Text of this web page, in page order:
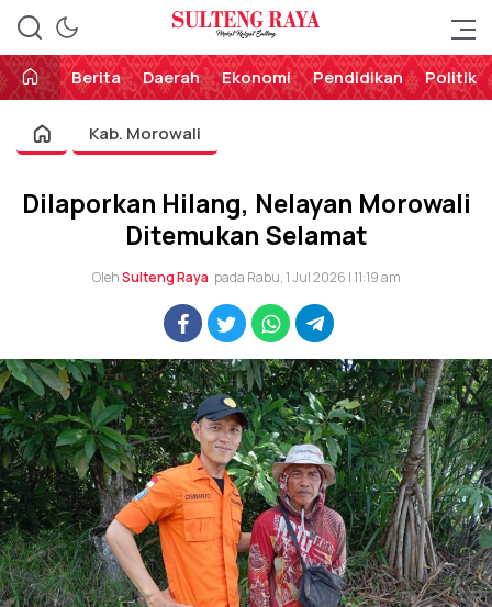
Sulteng Raya
Perekat Rakyat Sulteng
Berita
Daerah Ekonomi Pendidikan Politik
Kab. Morowali
Dilaporkan Hilang, Nelayan Morowali
Ditemukan Selamat
OlehSulteng Raya pada Rabu, 1 Jul 2026 | 11:19 am